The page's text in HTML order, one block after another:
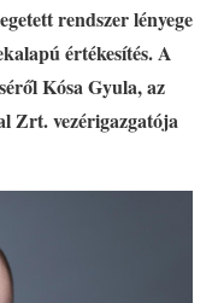
rendszer lényege
értékesítés. A
Kósa Gyula, az
Zrt. vezérigazgatója